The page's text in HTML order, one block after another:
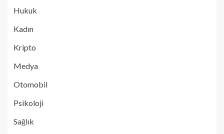
Hukuk
Kadın
Kripto
Medya
Otomobil
Psikoloji
Sağlık